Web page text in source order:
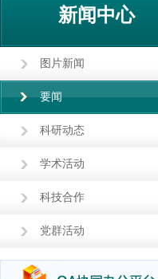
新闻中心
图片新闻
要闻
科研动态
学术活动
科技合作
党群活动